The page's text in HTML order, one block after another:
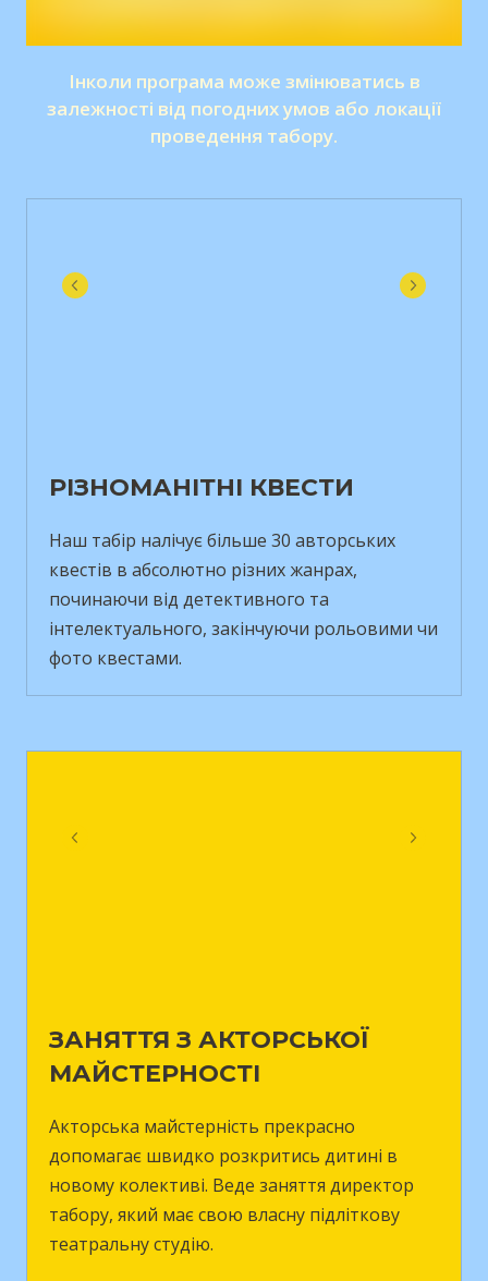
Інколи програма може змінюватись в
залежності від погодних умов або локації
проведення табору.
РІЗНОМАНІТНІ КВЕСТИ
Наш табір налічує більше 30 авторських
квестів в абсолютно різних жанрах,
починаючи від детективного та
інтелектуального, закінчуючи рольовими чи
фото квестами.
ЗАНЯТТЯ З АКТОРСЬКОЇ
МАЙСТЕРНОСТІ
Акторська майстерність прекрасно
допомагає швидко розкритись дитині в
новому колективі. Веде заняття директор
табору, який має свою власну підліткову
театральну студію.